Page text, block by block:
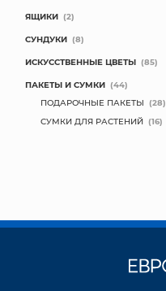
ЯЩИКИ (2)
СУНДУКИ (8)
ИСКУССТВЕННЫЕ ЦВЕТЫ (85)
ПАКЕТЫ И СУМКИ (44)
ПОДАРОЧНЫЕ ПАКЕТЫ (28)
СУМКИ ДЛЯ РАСТЕНИЙ (16)